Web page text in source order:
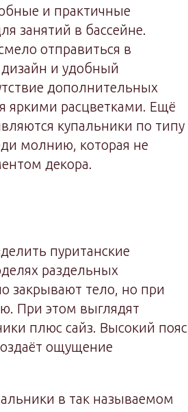
и практичные
занятий в бассейне.
отправиться в
и удобный
дополнительных
яркими расцветками. Ещё
купальники по типу
молнию, которая не
декора.
пуританские
раздельных
закрывают тело, но при
При этом выглядят
плюс сайз. Высокий пояс
ощущение
в так называемом